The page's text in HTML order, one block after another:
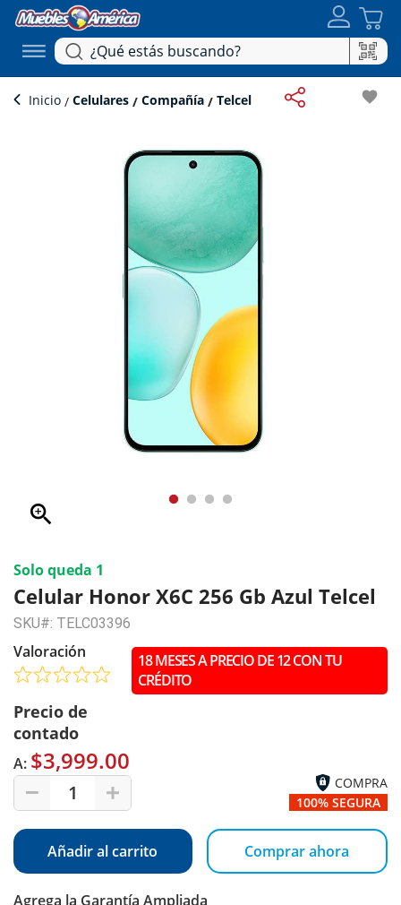
Inicio Celulares Compañía Telcel favorite
zoom_in
Solo queda 1
Celular Honor X6C 256 Gb Azul Telcel
SKU#: TELC03396
Valoración
Precio de
contado
A: $3,999.00
1
18 MESES A PRECIO DE 12 CON TU
CRÉDITO
COMPRA
100% SEGURA
Añadir al carrito Comprar ahora
Agrega la Garantía Ampliada